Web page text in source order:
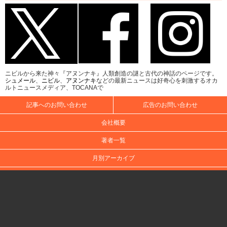
ニビルから来た神々『アヌンナキ』人類創造の謎と古代の神話のページです。
シュメール
ニビル アヌンナキなどの最新ニュースは好奇心を刺激するオカ
ルトニュースメディア、TOCANAで
記事へのお問い合わせ 広告のお問い合わせ
会社概要
著者一覧
月別アーカイブ